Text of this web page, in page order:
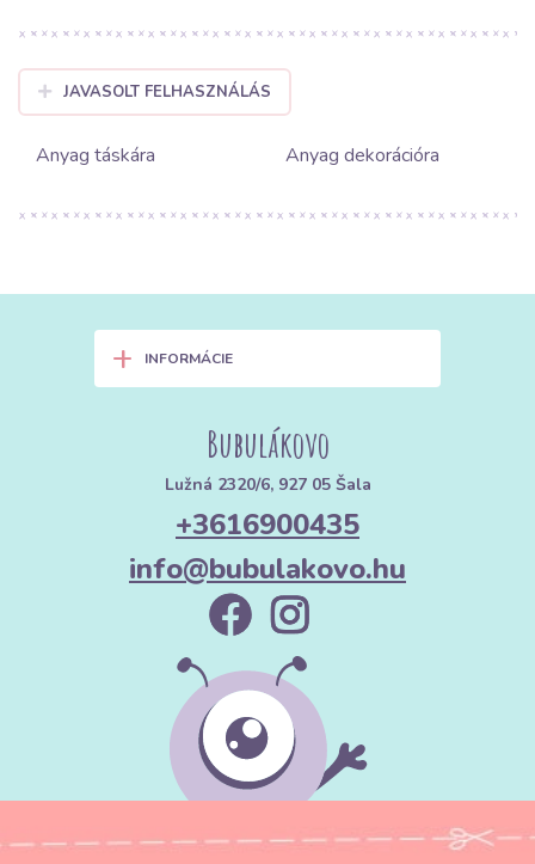
JAVASOLT FELHASZNÁLÁS
Anyag táskára Anyag dekorációra
+ INFORMÁCIE
Bubulákovo
Lužná 2320/6, 927 05 Šala
+3616900435
info@bubulakovo.hu